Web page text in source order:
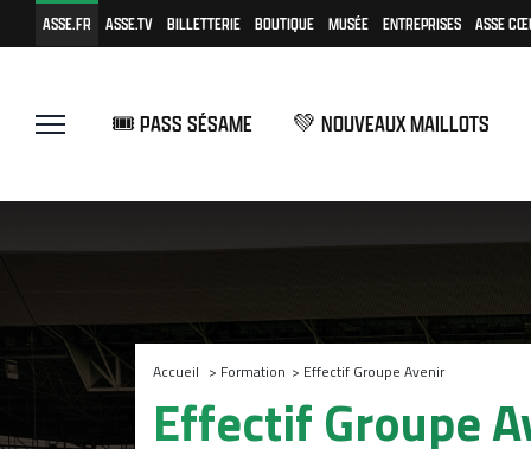
ASSE.FR ASSE.TV BILLETTERIE BOUTIQUE MUSÉE ENTREPRISES ASSE
🎟️ PASS SÉSAME 💚 NOUVEAUX MAILLOTS
Accueil > Formation > Effectif Groupe Avenir
Effectif Groupe